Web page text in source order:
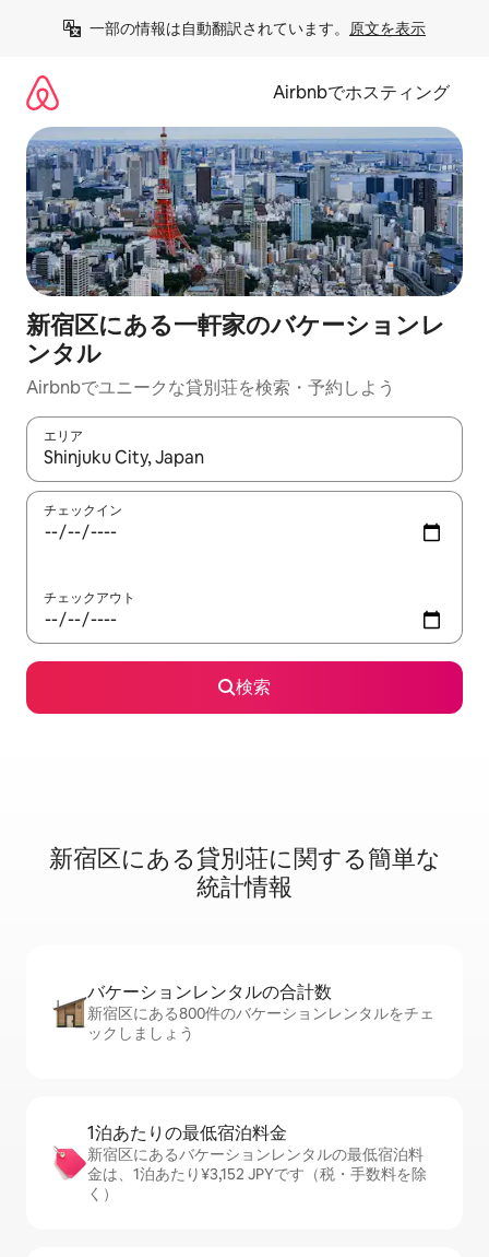
一部の情報は自動翻訳されています。 原文を表示
Airbnbでホスティング
新宿区にある一軒家のバケーションレ
ンタル
Airbnbでユニークな貸別荘を検索・予約しよう
エリア
検索結果が表示されたら、上下の矢印キーを使って移動するか
チェックイン
チェックアウト
検索
新宿区に⁠あ⁠る貸⁠別⁠荘⁠に関⁠す⁠る簡⁠単⁠な
統⁠計⁠情⁠報
バケーションレ⁠ン⁠タ⁠ル⁠の合⁠計⁠数
新宿区にある800件のバケーションレンタルをチェ
ックしましょう
1泊あたりの最⁠低⁠宿⁠泊⁠料⁠金
新宿区にあるバケーションレンタルの最低宿泊料
金は、1泊あたり¥3,152 JPYです（税・手数料を除
く）